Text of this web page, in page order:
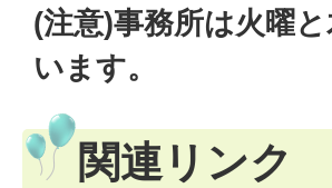
(注意)事務所は火曜
います。
関連リンク